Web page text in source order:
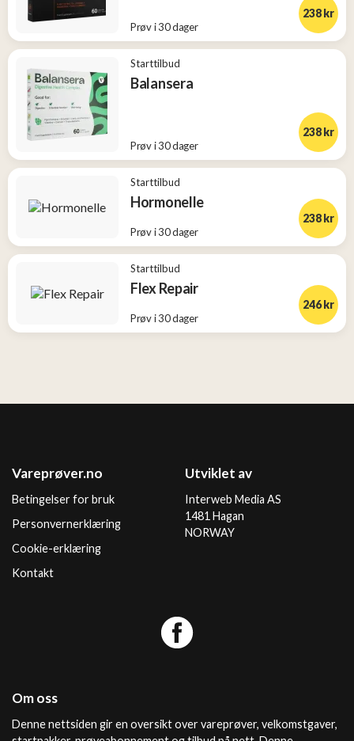
Prøv i 30 dager
238 kr
Starttilbud
Balansera
Prøv i 30 dager
238 kr
Starttilbud
Hormonelle
Prøv i 30 dager
238 kr
Starttilbud
Flex Repair
Prøv i 30 dager
246 kr
Vareprøver.no
Betingelser for bruk
Personvernerklæring
Cookie-erklæring
Kontakt
Utviklet av
Interweb Media AS
1481 Hagan
NORWAY
Om oss
Denne nettsiden gir en oversikt over vareprøver, velkomstgaver,